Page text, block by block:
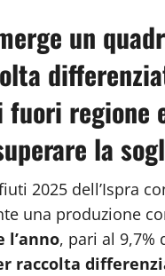
un
regione
la
2025 dell’Ispra
una produzione
, pari al 9,7%
raccolta